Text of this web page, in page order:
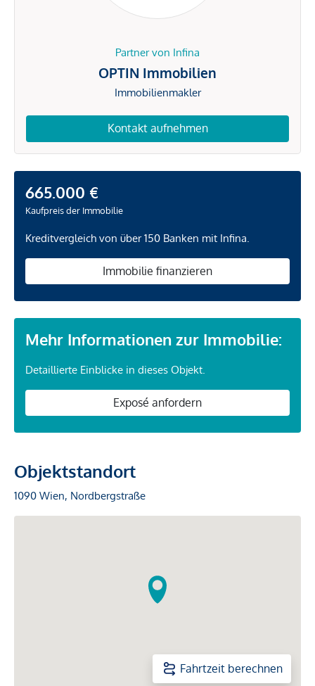
Partner von Infina
OPTIN Immobilien
Immobilienmakler
Kontakt aufnehmen
665.000 €
Kaufpreis der Immobilie
Kreditvergleich von über 150 Banken mit Infina.
Immobilie finanzieren
Mehr Informationen zur Immobilie:
Detaillierte Einblicke in dieses Objekt.
Exposé anfordern
Objektstandort
1090 Wien, Nordbergstraße
Fahrtzeit berechnen